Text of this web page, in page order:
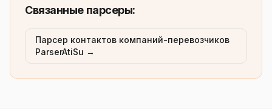
Связанные парсеры:
Парсер контактов компаний-перевозчиков
ParserAtiSu →